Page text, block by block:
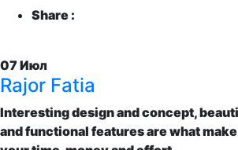
Share :
07Июл
Rajor Fatia
Interesting design and concept,
and functional features are what